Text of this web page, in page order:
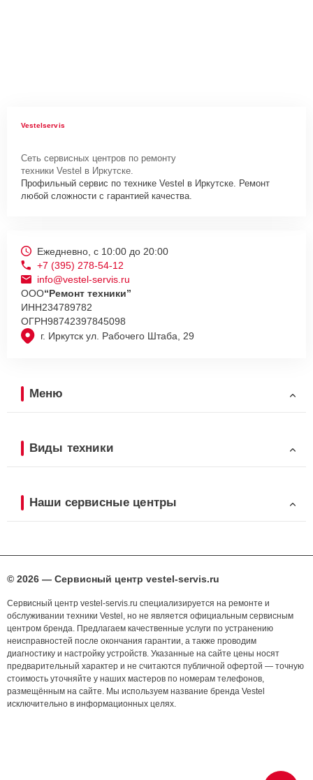
Vestelservis
Сеть сервисных центров по ремонту
техники Vestel в Иркутске.
Профильный сервис по технике Vestel в Иркутске. Ремонт
любой сложности с гарантией качества.
г. Иркутск ул. Рабочего Штаба, 29
Ежедневно, с 10:00 до 20:00
+7 (395) 278-54-12
info@vestel-servis.ru
ООО“Ремонт техники”
ИНН234789782
ОГРН98742397845098
Меню
Виды техники
Наши сервисные центры
© 2026 — Сервисный центр vestel-servis.ru
Сервисный центр vestel-servis.ru специализируется на ремонте и
обслуживании техники Vestel, но не является официальным сервисным
центром бренда. Предлагаем качественные услуги по устранению
неисправностей после окончания гарантии, а также проводим
диагностику и настройку устройств. Указанные на сайте цены носят
предварительный характер и не считаются публичной офертой — точную
стоимость уточняйте у наших мастеров по номерам телефонов,
размещённым на сайте. Мы используем название бренда Vestel
исключительно в информационных целях.